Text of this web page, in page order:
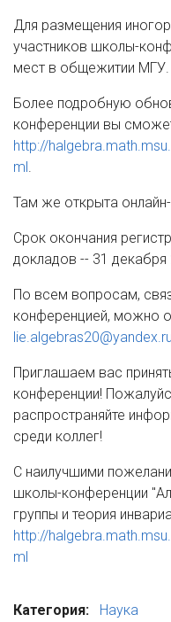
Для размещения
участников школы-
мест в общежитии МГУ.
Более подробную
конференции вы
http://
ml.
Там же открыта
Срок окончания
докладов -- 31 декабря
По всем вопросам,
конференцией, можно
lie.algebras20@yandex.ru
Приглашаем вас
конференции!
распространяйте
среди коллег!
С наилучшими
школы-конференции
группы и теория
http://
ml
Категория: Наука